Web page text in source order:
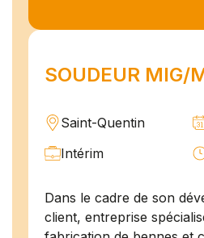
SOUDEUR MIG/
Saint-Quentin
Intérim
Dans le cadre de son
client, entreprise